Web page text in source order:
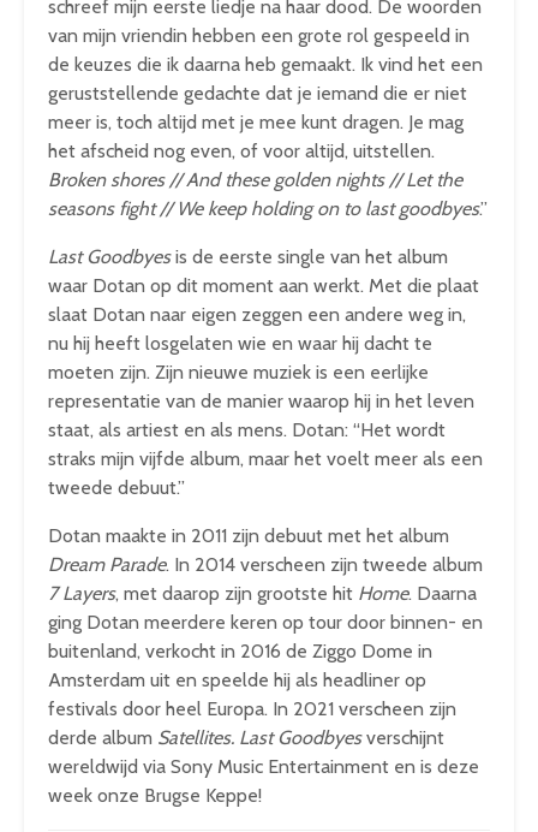
schreef mijn eerste liedje na haar dood. De woorden
van mijn vriendin hebben een grote rol gespeeld in
de keuzes die ik daarna heb gemaakt. Ik vind het een
geruststellende gedachte dat je iemand die er niet
meer is, toch altijd met je mee kunt dragen. Je mag
het afscheid nog even, of voor altijd, uitstellen.
Broken shores // And these golden nights // Let the
seasons fight // We keep holding on to last goodbyes.”
Last Goodbyesis de eerste single van het album
waar Dotan op dit moment aan werkt. Met die plaat
slaat Dotan naar eigen zeggen een andere weg in,
nu hij heeft losgelaten wie en waar hij dacht te
moeten zijn. Zijn nieuwe muziek is een eerlijke
representatie van de manier waarop hij in het leven
staat, als artiest en als mens. Dotan: “Het wordt
straks mijn vijfde album, maar het voelt meer als een
tweede debuut.”
Dotan maakte in 2011 zijn debuut met het album
Dream Parade. In 2014 verscheen zijn tweede album
7 Layers, met daarop zijn grootste hit Home. Daarna
ging Dotan meerdere keren op tour door binnen- en
buitenland, verkocht in 2016 de Ziggo Dome in
Amsterdam uit en speelde hij als headliner op
festivals door heel Europa. In 2021 verscheen zijn
derde album Satellites. Last Goodbyesverschijnt
wereldwijd via Sony Music Entertainment en is deze
week onze Brugse Keppe!